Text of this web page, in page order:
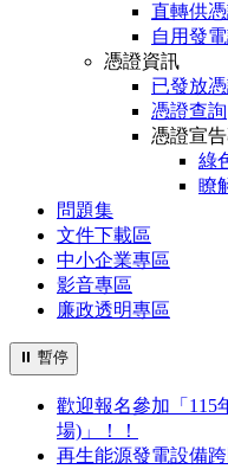
直轉供
自用發
憑證資訊
已發放
憑證查詢
憑證宣
綠
瞭
問題集
文件下載區
中小企業專區
影音專區
廉政透明專區
⏸ 暫停
歡迎報名參加「115
場)」！！
再生能源發電設備